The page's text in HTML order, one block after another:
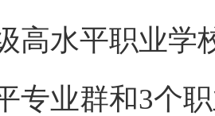
高水平职业学
专业群和3个